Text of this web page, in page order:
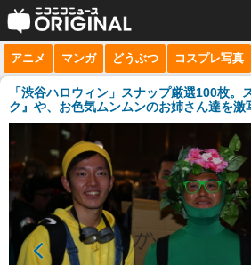
サービス一覧
niconico
生放送
ニュース
チャンネル
アニメ マンガ どうぶつ コスプレ写真
「渋谷ハロウィン」スナップ厳選100枚。
ク』や、お色気ムンムンのお姉さん達を激